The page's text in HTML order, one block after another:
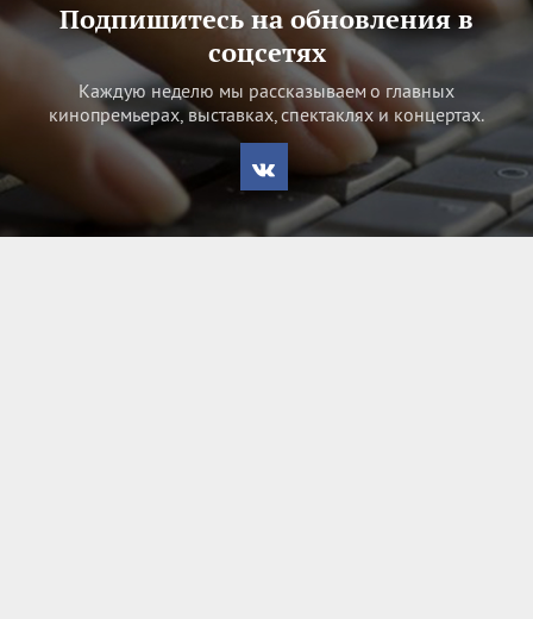
Подпишитесь на обновления в
соцсетях
Каждую неделю мы рассказываем о главных
кинопремьерах, выставках, спектаклях и концертах.